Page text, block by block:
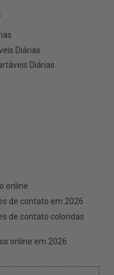
Diárias
Diárias
online
de contato em 2026
de contato coloridas
online em 2026